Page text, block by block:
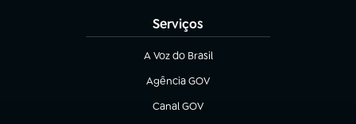
Serviços
A Voz do Brasil
(abre em nova aba)
Agência GOV
(abre em nova aba)
Canal GOV
(abre em nova aba)